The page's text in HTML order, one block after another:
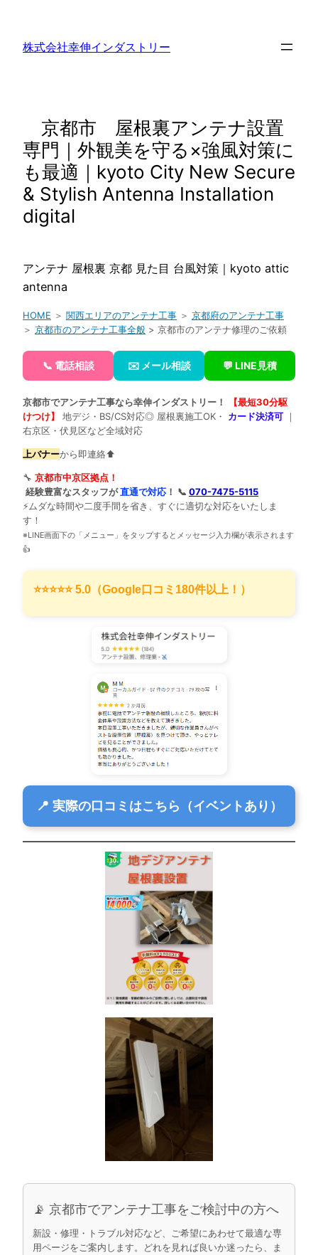
株式会社幸伸インダストリー
京都市 屋根裏アンテナ設置
専門｜外観美を守る×強風対策に
も最適｜kyoto City New Secure
& Stylish Antenna Installation
digital
アンテナ 屋根裏 京都 見た目 台風対策｜kyoto attic
antenna
HOME ＞ 関西エリアのアンテナ工事 ＞ 京都府のアンテナ工事
＞ 京都市のアンテナ工事全般 > 京都市のアンテナ修理のご依頼
📞 電話相談 ✉️ メール相談 💬 LINE見積
京都市でアンテナ工事なら幸伸インダストリー！
【最短30分駆
けつけ】
地デジ・BS/CS対応◎ 屋根裏施工OK・ カード決済可 ｜
右京区・伏見区など全域対応
上バナーから即連絡⬆️
🔧 京都市中京区拠点！
経験豊富なスタッフが直通で対応 ！ 📞 070-7475-5115
⚡ムダな時間や二度手間を省き、すぐに適切な対応をいたしま
す！
※LINE画面下の「メニュー」をタップするとメッセージ入力欄が表示されます
👍
⭐️⭐️⭐️⭐️⭐️ 5.0（Google口コミ180件以上！）
📍 実際の口コミはこちら（イベントあり）
📡 京都市でアンテナ工事をご検討中の方へ
新設・修理・トラブル対応など、ご希望にあわせて最適な専
用ページをご案内します。どれを見れば良いか迷ったら、ま